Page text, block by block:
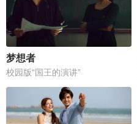
梦想者
校园版“国王的演讲”